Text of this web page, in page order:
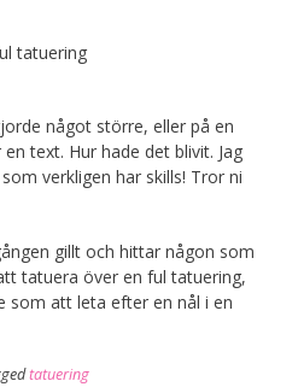
tatuering
något större, eller på en
text. Hur hade det blivit. Jag
verkligen har skills! Tror ni
gillt och hittar någon som
tatuera över en ful tatuering,
som att leta efter en nål i en
tatuering